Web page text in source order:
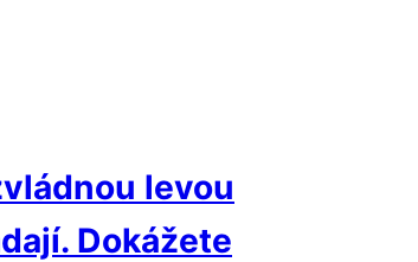
levou
Dokážete